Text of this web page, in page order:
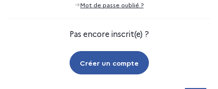
Mot de passe oublié ?
Pas encore inscrit(e) ?
Créer un compte